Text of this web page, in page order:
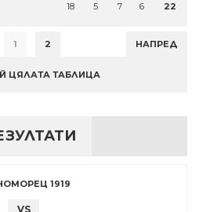
18 5 7 6 22
1 2 НАПРЕД
ЦЯЛАТА ТАБЛИЦА
1919
VS